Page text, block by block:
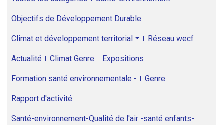
Objectifs de Développement Durable
Climat et développement territorial Réseau wecf
Actualité Climat Genre Expositions
Formation santé environnementale - Genre
Rapport d'activité
Santé-environnement-Qualité de l'air -santé enfants-